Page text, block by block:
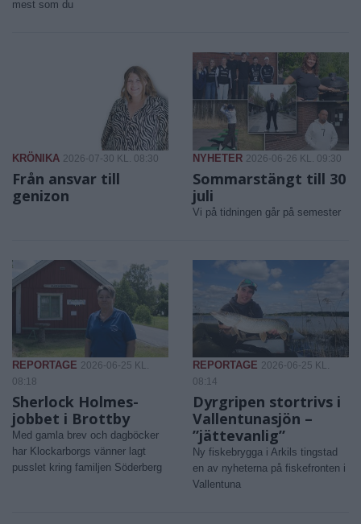
mest som du
KRÖNIKA 2026-07-30 KL. 08:30
Från ansvar till
genizon
NYHETER 2026-06-26 KL. 09:30
Sommarstängt till 30
juli
Vi på tidningen går på semester
REPORTAGE 2026-06-25 KL.
08:18
Sherlock Holmes-
jobbet i Brottby
Med gamla brev och dagböcker
har Klockarborgs vänner lagt
pusslet kring familjen Söderberg
REPORTAGE 2026-06-25 KL.
08:14
Dyrgripen stortrivs i
Vallentunasjön –
”jättevanlig”
Ny fiskebrygga i Arkils tingstad
en av nyheterna på fiskefronten i
Vallentuna